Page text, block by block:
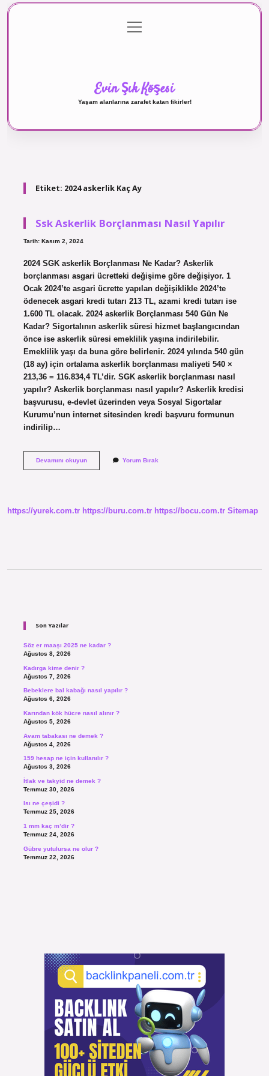
Gizlilik Politikası
menüyü
aç
Evin Şık Köşesi
Yaşam alanlarına zarafet katan fikirler!
Etiket: 2024 askerlik Kaç Ay
Ssk Askerlik Borçlanması Nasıl Yapılır
Tarih: Kasım 2, 2024
2024 SGK askerlik Borçlanması Ne Kadar? Askerlik
borçlanması asgari ücretteki değişime göre değişiyor. 1
Ocak 2024’te asgari ücrette yapılan değişiklikle 2024’te
ödenecek asgari kredi tutarı 213 TL, azami kredi tutarı ise
1.600 TL olacak. 2024 askerlik Borçlanması 540 Gün Ne
Kadar? Sigortalının askerlik süresi hizmet başlangıcından
önce ise askerlik süresi emeklilik yaşına indirilebilir.
Emeklilik yaşı da buna göre belirlenir. 2024 yılında 540 gün
(18 ay) için ortalama askerlik borçlanması maliyeti 540 ×
213,36 = 116.834,4 TL’dir. SGK askerlik borçlanması nasıl
yapılır? Askerlik borçlanması nasıl yapılır? Askerlik kredisi
başvurusu, e-devlet üzerinden veya Sosyal Sigortalar
Kurumu’nun internet sitesinden kredi başvuru formunun
indirilip…
Devamını okuyunSsk
Yorum Bırak
https://yurek.com.tr https://buru.com.tr https://bocu.com.tr Sitemap
Son Yazılar
Söz er maaşı 2025 ne kadar ?
Ağustos 8, 2026
Kadırga kime denir ?
Ağustos 7, 2026
Bebeklere bal kabağı nasıl yapılır ?
Ağustos 6, 2026
Karından kök hücre nasıl alınır ?
Ağustos 5, 2026
Avam tabakası ne demek ?
Ağustos 4, 2026
159 hesap ne için kullanılır ?
Ağustos 3, 2026
İtlak ve takyid ne demek ?
Temmuz 30, 2026
Isı ne çeşidi ?
Temmuz 25, 2026
1 mm kaç m’dir ?
Temmuz 24, 2026
Gübre yutulursa ne olur ?
Temmuz 22, 2026